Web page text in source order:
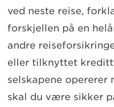
ved neste reise,
forskjellen på en
andre
eller tilknyttet
selskapene opererer
skal du være sikker